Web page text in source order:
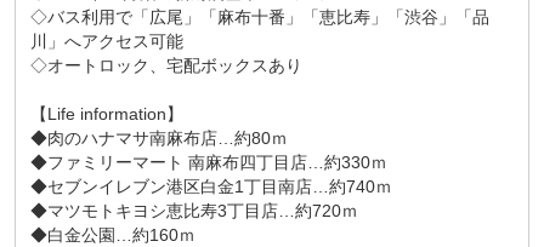
◇バス利用で「広尾」「麻布十番」「恵比寿」「渋谷」「品
川」へアクセス可能
◇オートロック、宅配ボックスあり
【Life information】
◆肉のハナマサ南麻布店…約80ｍ
◆ファミリーマート 南麻布四丁目店…約330ｍ
◆セブンイレブン港区白金1丁目南店…約740ｍ
◆マツモトキヨシ恵比寿3丁目店…約720ｍ
◆白金公園…約160ｍ